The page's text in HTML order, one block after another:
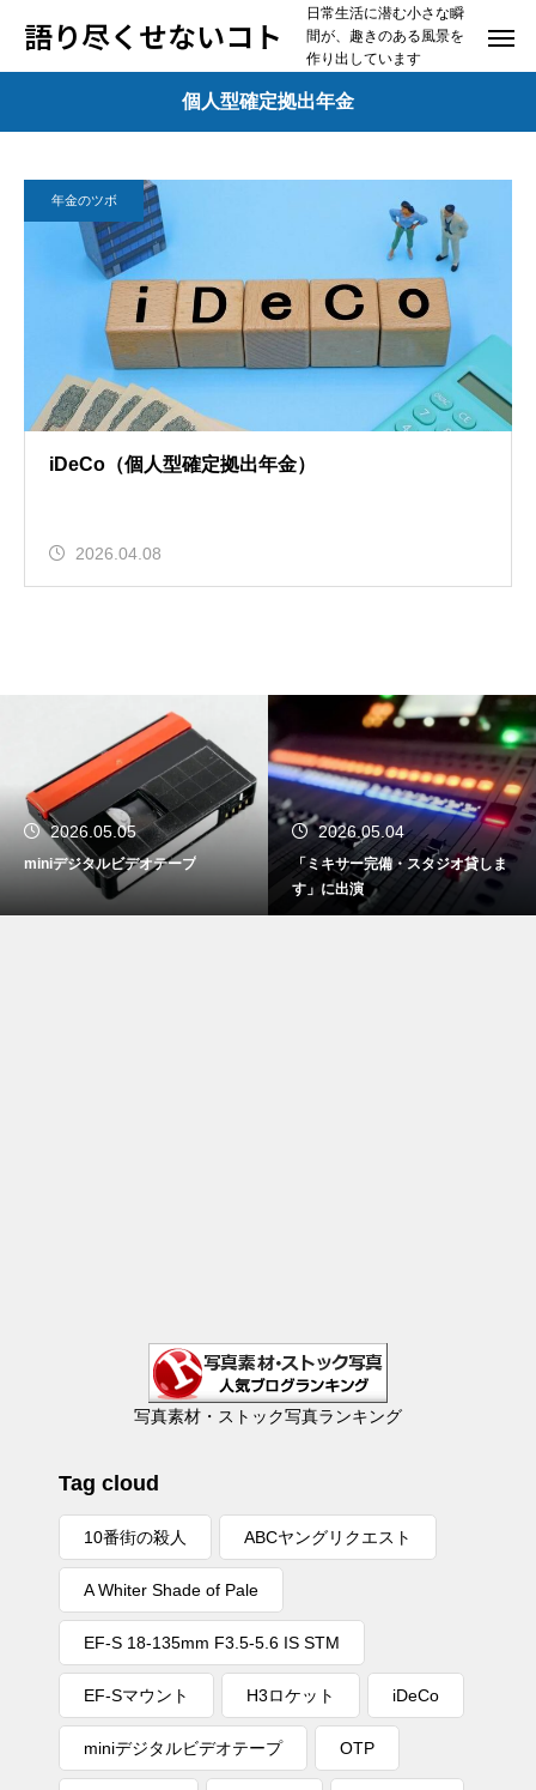
語り尽くせないコト
日常生活に潜む小さな瞬
間が、趣きのある風景を
作り出しています
個人型確定拠出年金
年金のツボ
iDeCo（個人型確定拠出年金）
2026.04.08
2026.05.05
miniデジタルビデオテープ
2026.05.04
「ミキサー完備・スタジオ貸しま
す」に出演
写真素材・ストック写真ランキング
Tag cloud
10番街の殺人 ABCヤングリクエスト
A Whiter Shade of Pale
EF-S 18-135mm F3.5-5.6 IS STM
EF-Sマウント H3ロケット iDeCo
miniデジタルビデオテープ OTP